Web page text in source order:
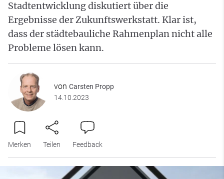
Stadtentwicklung diskutiert über die
Ergebnisse der Zukunftswerkstatt. Klar ist,
dass der städtebauliche Rahmenplan nicht alle
Probleme lösen kann.
von Carsten Propp
14.10.2023
Merken Teilen Feedback